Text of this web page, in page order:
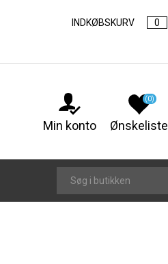
INDKØBSKURV 0
Min konto Ønskeliste
(0)